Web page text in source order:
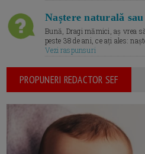
Naștere naturală
Bună, Dragi mămici, aș vrea
peste 38 de ani, ce ați ales:
Vezi raspunsuri
PROPUNERI REDACTOR SEF